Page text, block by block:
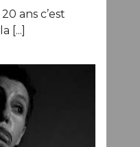
ans c’est
[...]